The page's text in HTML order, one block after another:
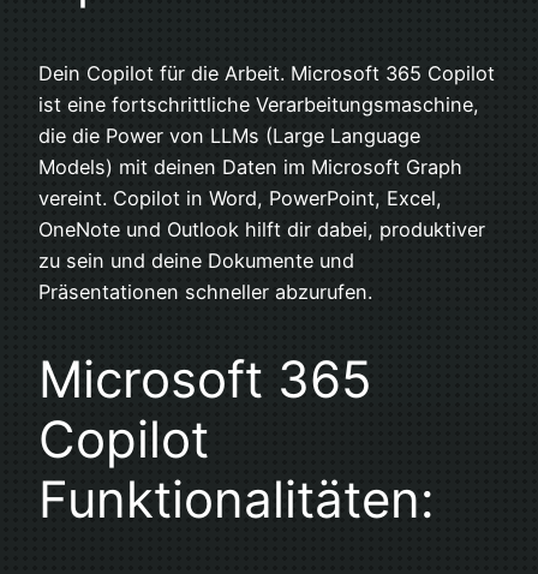
Dein Copilot für die Arbeit. Microsoft 365 Copilot
ist eine fortschrittliche Verarbeitungsmaschine,
die die Power von LLMs (Large Language
Models) mit deinen Daten im Microsoft Graph
vereint. Copilot in Word, PowerPoint, Excel,
OneNote und Outlook hilft dir dabei, produktiver
zu sein und deine Dokumente und
Präsentationen schneller abzurufen.
Microsoft 365
Copilot
Funktionalitäten: